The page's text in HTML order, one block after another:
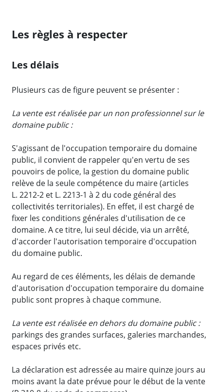
Les règles à respecter
Les délais
Plusieurs cas de figure peuvent se présenter :
La vente est réalisée par un non professionnel sur le
domaine public :
S'agissant de l'occupation temporaire du domaine
public, il convient de rappeler qu'en vertu de ses
pouvoirs de police, la gestion du domaine public
relève de la seule compétence du maire (articles
L. 2212-2 et L. 2213-1 à 2 du code général des
collectivités territoriales). En effet, il est chargé de
fixer les conditions générales d'utilisation de ce
domaine. A ce titre, lui seul décide, via un arrêté,
d'accorder l'autorisation temporaire d'occupation
du domaine public.
Au regard de ces éléments, les délais de demande
d'autorisation d'occupation temporaire du domaine
public sont propres à chaque commune.
La vente est réalisée en dehors du domaine public :
parkings des grandes surfaces, galeries marchandes,
espaces privés etc.
La déclaration est adressée au maire quinze jours au
moins avant la date prévue pour le début de la vente